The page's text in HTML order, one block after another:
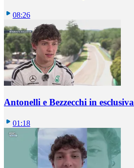
08:26
Antonelli e Bezzecchi in esclusiva
01:18